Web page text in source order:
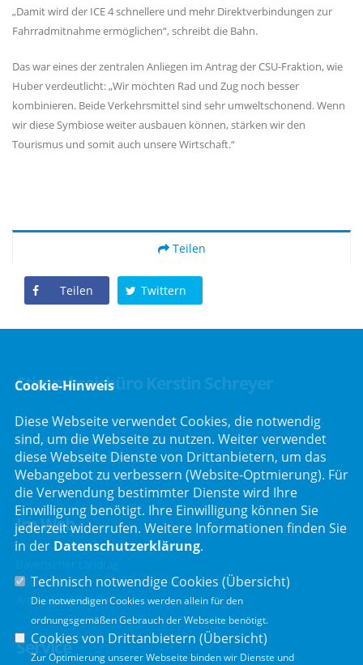
Damit wird der ICE 4 schnellere und mehr Direktverbindungen zur
Fahrradmitnahme ermöglichen“, schreibt die Bahn.
Das war eines der zentralen Anliegen im Antrag der CSU-Fraktion, wie
Huber verdeutlicht: „Wir möchten Rad und Zug noch besser
kombinieren. Beide Verkehrsmittel sind sehr umweltschonend. Wenn
wir diese Symbiose weiter ausbauen können, stärken wir den
Tourismus und somit auch unsere Wirtschaft.“
Teilen
Teilen Twittern
Stimmkreisbüro Kerstin Schreyer
Parkstraße 19
82008 Unterhaching
Telefon :089/66557816
Telefax : 089/66557818
Im Web
CSU Fraktion
Anmeldung Rundmail
Service
Cookie-Hinweis
Diese Webseite verwendet Cookies, die notwendig
sind, um die Webseite zu nutzen. Weiter verwendet
diese Webseite Dienste von Drittanbietern, um das
Webangebot zu verbessern (Website-Optmierung). Für
die Verwendung bestimmter Dienste wird Ihre
Einwilligung benötigt. Ihre Einwilligung können Sie
jederzeit widerrufen. Weitere Informationen finden Sie
in der Datenschutzerklärung.
Technisch notwendige Cookies (Übersicht)
Die notwendigen Cookies werden allein für den
ordnungsgemäßen Gebrauch der Webseite benötigt.
Cookies von Drittanbietern (Übersicht)
Zur Optimierung unserer Webseite binden wir Dienste und